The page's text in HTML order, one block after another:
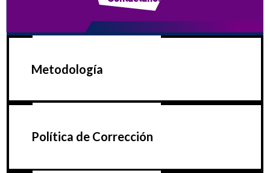
Metodología
Política de Corrección